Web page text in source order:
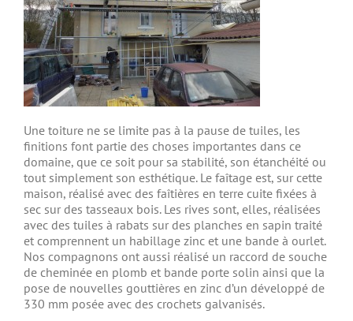
Une toiture ne se limite pas à la pause de tuiles, les
finitions font partie des choses importantes dans ce
domaine, que ce soit pour sa stabilité, son étanchéité ou
tout simplement son esthétique. Le faîtage est, sur cette
maison, réalisé avec des faîtières en terre cuite fixées à
sec sur des tasseaux bois. Les rives sont, elles, réalisées
avec des tuiles à rabats sur des planches en sapin traité
et comprennent un habillage zinc et une bande à ourlet.
Nos compagnons ont aussi réalisé un raccord de souche
de cheminée en plomb et bande porte solin ainsi que la
pose de nouvelles gouttières en zinc d’un développé de
330 mm posée avec des crochets galvanisés.